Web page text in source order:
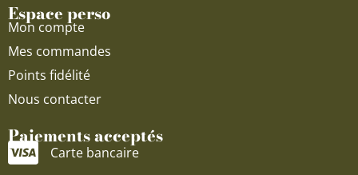
Espace perso
Mon compte
Mes commandes
Points fidélité
Nous contacter
Paiements acceptés
Carte bancaire